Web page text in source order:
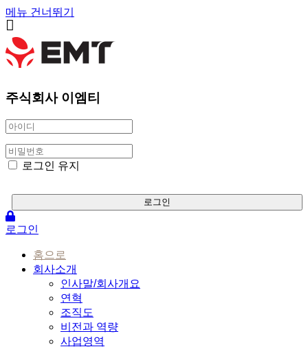
메뉴 건너뛰기
주식회사 이엠티
로그인 유지
로그인
로그인
홈으로
회사소개
인사말/회사개요
연혁
조직도
비전과 역량
사업영역